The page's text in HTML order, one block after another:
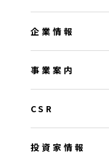
企業情報
事業案内
CSR
投資家情報